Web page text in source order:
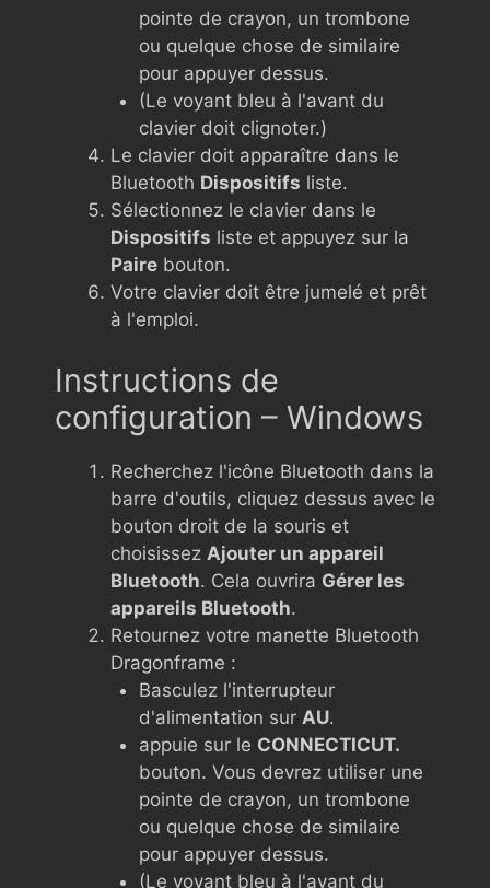
pointe de crayon, un trombone
ou quelque chose de similaire
pour appuyer dessus.
(Le voyant bleu à l'avant du
clavier doit clignoter.)
Le clavier doit apparaître dans le
Bluetooth Dispositifs liste.
Sélectionnez le clavier dans le
Dispositifs liste et appuyez sur la
Paire bouton.
Votre clavier doit être jumelé et prêt
à l'emploi.
Instructions de
configuration – Windows
Recherchez l'icône Bluetooth dans la
barre d'outils, cliquez dessus avec le
bouton droit de la souris et
choisissez Ajouter un appareil
Bluetooth. Cela ouvrira Gérer les
appareils Bluetooth.
Retournez votre manette Bluetooth
Dragonframe :
Basculez l'interrupteur
d'alimentation sur AU.
appuie sur le CONNECTICUT.
bouton. Vous devrez utiliser une
pointe de crayon, un trombone
ou quelque chose de similaire
pour appuyer dessus.
(Le voyant bleu à l'avant du